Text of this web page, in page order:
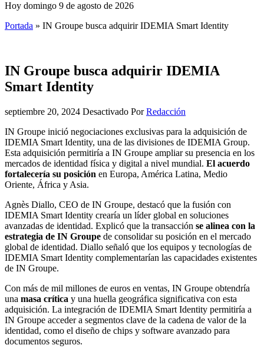
Hoy domingo 9 de agosto de 2026
Portada » IN Groupe busca adquirir IDEMIA Smart Identity
IN Groupe busca adquirir IDEMIA
Smart Identity
septiembre 20, 2024 Desactivado Por Redacción
IN Groupe inició negociaciones exclusivas para la adquisición de
IDEMIA Smart Identity, una de las divisiones de IDEMIA Group.
Esta adquisición permitiría a IN Groupe ampliar su presencia en los
mercados de identidad física y digital a nivel mundial. El acuerdo
fortalecería su posición en Europa, América Latina, Medio
Oriente, África y Asia.
Agnès Diallo, CEO de IN Groupe, destacó que la fusión con
IDEMIA Smart Identity crearía un líder global en soluciones
avanzadas de identidad. Explicó que la transacción se alinea con la
estrategia de IN Groupe de consolidar su posición en el mercado
global de identidad. Diallo señaló que los equipos y tecnologías de
IDEMIA Smart Identity complementarían las capacidades existentes
de IN Groupe.
Con más de mil millones de euros en ventas, IN Groupe obtendría
una masa crítica y una huella geográfica significativa con esta
adquisición. La integración de IDEMIA Smart Identity permitiría a
IN Groupe acceder a segmentos clave de la cadena de valor de la
identidad, como el diseño de chips y software avanzado para
documentos seguros.